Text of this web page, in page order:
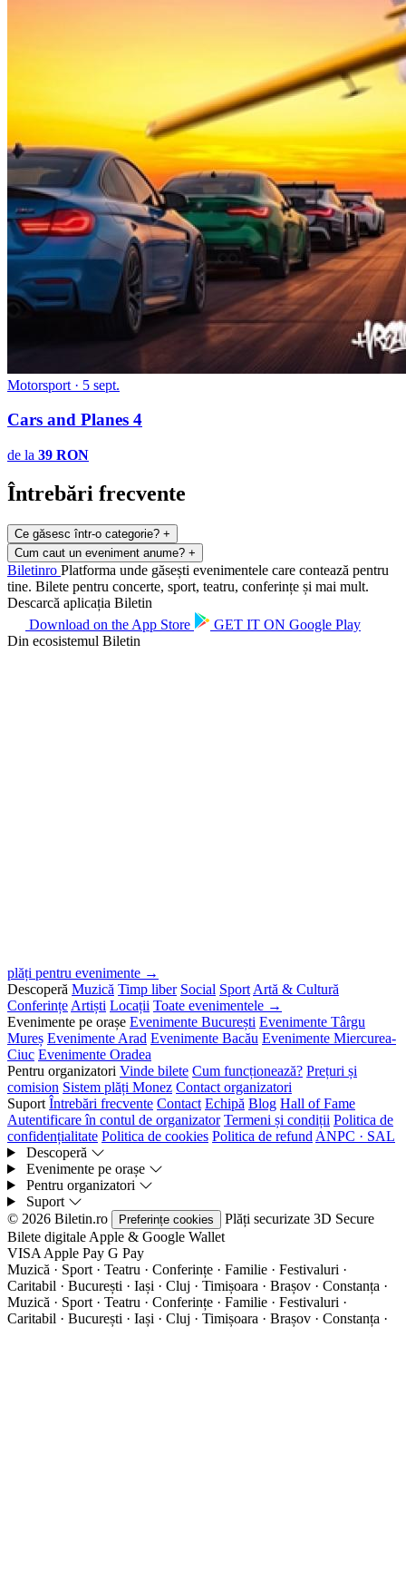
Motorsport · 5 sept.
Cars and Planes 4
de la 39 RON
Întrebări frecvente
Ce găsesc într-o categorie? +
Cum caut un eveniment anume? +
Biletinro Platforma unde găsești evenimentele care contează pentru
tine. Bilete pentru concerte, sport, teatru, conferințe și mai mult.
Descarcă aplicația Biletin
Download on the App Store GET IT ON Google Play
Din ecosistemul Biletin
plăți pentru evenimente →
Descoperă Muzică Timp liber Social Sport Artă & Cultură
Conferințe Artiști Locații Toate evenimentele →
Evenimente pe orașe Evenimente București Evenimente Târgu
Mureș Evenimente Arad Evenimente Bacău Evenimente Miercurea-
Ciuc Evenimente Oradea
Pentru organizatori Vinde bilete Cum funcționează? Prețuri și
comision Sistem plăți Monez Contact organizatori
Suport Întrebări frecvente Contact Echipă Blog Hall of Fame
Autentificare în contul de organizator Termeni și condiții Politica de
confidențialitate Politica de cookies Politica de refund ANPC · SAL
Descoperă
Evenimente pe orașe
Pentru organizatori
Suport
© 2026 Biletin.ro
Preferințe cookies Plăți securizate 3D Secure
Bilete digitale Apple & Google Wallet
VISA Apple Pay G Pay
Muzică · Sport · Teatru · Conferințe · Familie · Festivaluri ·
Caritabil · București · Iași · Cluj · Timișoara · Brașov · Constanța ·
Muzică · Sport · Teatru · Conferințe · Familie · Festivaluri ·
Caritabil · București · Iași · Cluj · Timișoara · Brașov · Constanța ·